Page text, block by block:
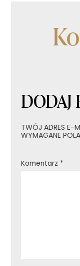
DODAJ
TWÓJ ADRES E-
WYMAGANE
Komentarz *